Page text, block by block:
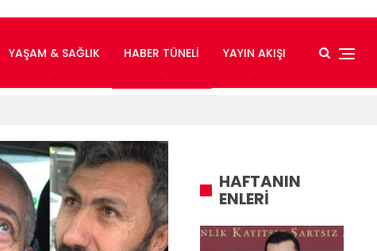
YAŞAM & SAĞLIK HABER TÜNELI YAYIN AKIŞI
HAFTANIN
ENLERİ